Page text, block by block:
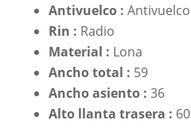
Antivuelco : Antivuelco
Rin : Radio
Material : Lona
Ancho total : 59
Ancho asiento : 36
Alto llanta trasera : 60